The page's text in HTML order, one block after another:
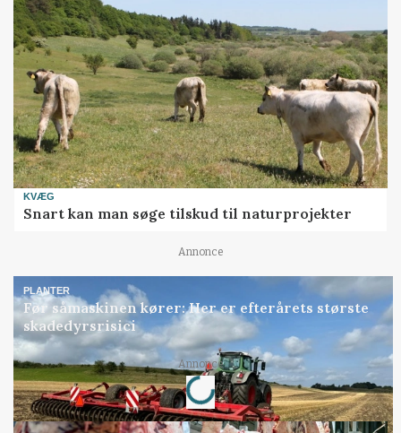
KVÆG
Snart kan man søge tilskud til naturprojekter
Annonce
PLANTER
Før såmaskinen kører: Her er efterårets største
skadedyrsrisici
Annonce
Loading...